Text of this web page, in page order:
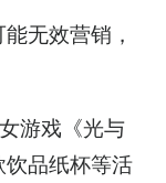
无效营销，
游戏《光与
品纸杯等活